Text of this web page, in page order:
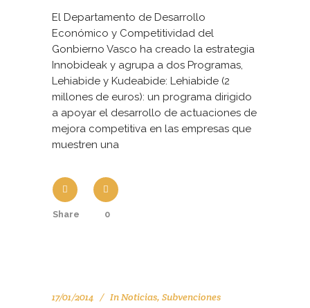
El Departamento de Desarrollo
Económico y Competitividad del
Gonbierno Vasco ha creado la estrategia
Innobideak y agrupa a dos Programas,
Lehiabide y Kudeabide: Lehiabide (2
millones de euros): un programa dirigido
a apoyar el desarrollo de actuaciones de
mejora competitiva en las empresas que
muestren una
Share 0
17/01/2014 InNoticias, Subvenciones